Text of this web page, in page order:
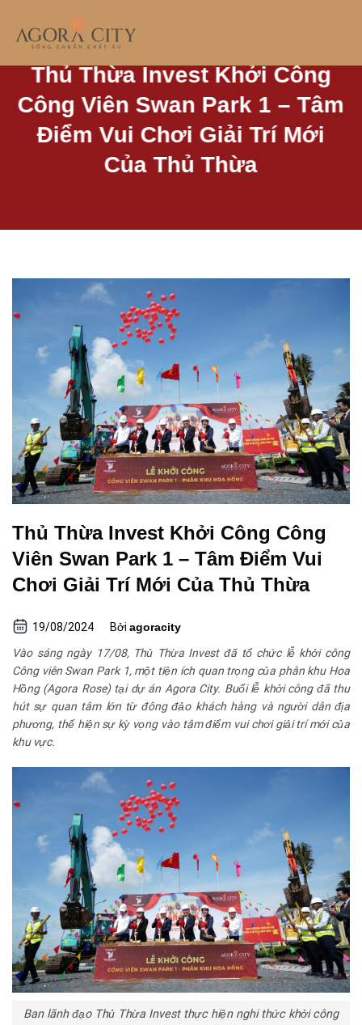
content
TRANG CHỦ / TIN TỨC /
Thủ Thừa Invest Khởi Công
Công Viên Swan Park 1 – Tâm
Điểm Vui Chơi Giải Trí Mới
Của Thủ Thừa
Thủ Thừa Invest Khởi Công Công
Viên Swan Park 1 – Tâm Điểm Vui
Chơi Giải Trí Mới Của Thủ Thừa
19/08/2024 Bởi agoracity
Vào sáng ngày 17/08, Thủ Thừa Invest đã tổ chức lễ khởi công
Công viên Swan Park 1, một tiện ích quan trọng của phân khu Hoa
Hồng (Agora Rose) tại dự án Agora City. Buổi lễ khởi công đã thu
hút sự quan tâm lớn từ đông đảo khách hàng và người dân địa
phương, thể hiện sự kỳ vọng vào tâm điểm vui chơi giải trí mới của
khu vực.
Ban lãnh đạo Thủ Thừa Invest thực hiện nghi thức khởi công